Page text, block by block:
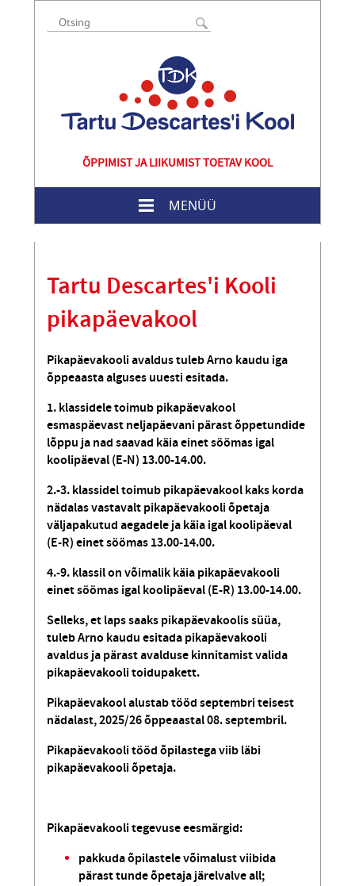
ÕPPIMIST JA LIIKUMIST TOETAV KOOL
MENÜÜ
Tartu Descartes'i Kooli
pikapäevakool
Pikapäevakooli avaldus tuleb Arno kaudu iga
õppeaasta alguses uuesti esitada.
1. klassidele toimub pikapäevakool
esmaspäevast neljapäevani pärast õppetundide
lõppu ja nad saavad käia einet söömas igal
koolipäeval (E-N) 13.00-14.00.
2.-3. klassidel toimub pikapäevakool kaks korda
nädalas vastavalt pikapäevakooli õpetaja
väljapakutud aegadele ja käia igal koolipäeval
(E-R) einet söömas 13.00-14.00.
4.-9. klassil on võimalik käia pikapäevakooli
einet söömas igal koolipäeval (E-R) 13.00-14.00.
Selleks, et laps saaks pikapäevakoolis süüa,
tuleb Arno kaudu esitada pikapäevakooli
avaldus ja pärast avalduse kinnitamist valida
pikapäevakooli toidupakett.
Pikapäevakool alustab tööd septembri teisest
nädalast, 2025/26 õppeaastal 08. septembril.
Pikapäevakooli tööd õpilastega viib läbi
pikapäevakooli õpetaja.
Pikapäevakooli tegevuse eesmärgid:
pakkuda õpilastele võimalust viibida
pärast tunde õpetaja järelvalve all;